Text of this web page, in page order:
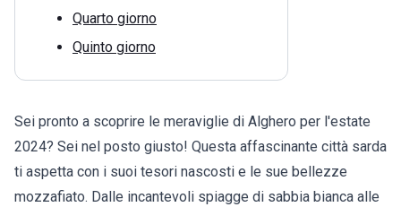
Quarto giorno
Quinto giorno
Sei pronto a scoprire le meraviglie di Alghero per l'estate
2024? Sei nel posto giusto! Questa affascinante città sarda
ti aspetta con i suoi tesori nascosti e le sue bellezze
mozzafiato. Dalle incantevoli spiagge di sabbia bianca alle